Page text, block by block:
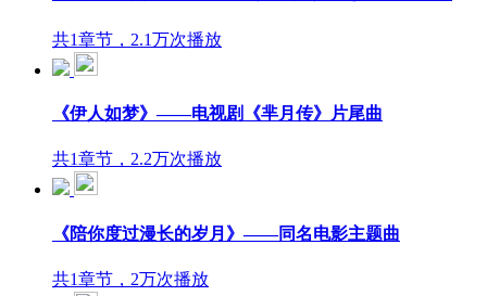
共1章节，2.1万次播放
《伊人如梦》——电视剧《芈月传》片尾曲
共1章节，2.2万次播放
《陪你度过漫长的岁月》——同名电影主题曲
共1章节，2万次播放